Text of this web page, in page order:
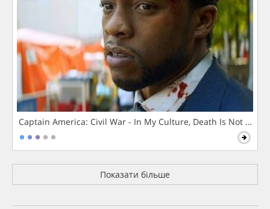
Captain America: Civil War - In My Culture, Death Is Not The
Показати більше